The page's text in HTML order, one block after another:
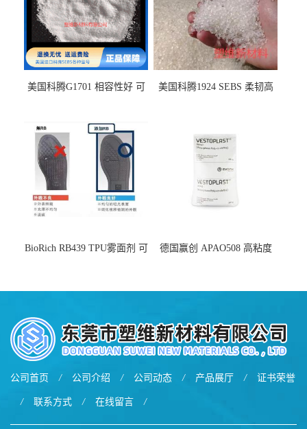
美国科腾G1701 相容性好 可
美国科腾1924 SEBS 柔韧高
BioRich RB439 TPU雾面剂 可
德国赢创 APAO508 高粘度
公司首页 / 公司介绍 / 公司动态 / 产品展厅 / 证书荣誉
/ 联系方式 / 在线留言 /